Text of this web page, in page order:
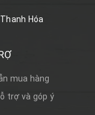
Hóa
mua hàng
trợ và góp ý